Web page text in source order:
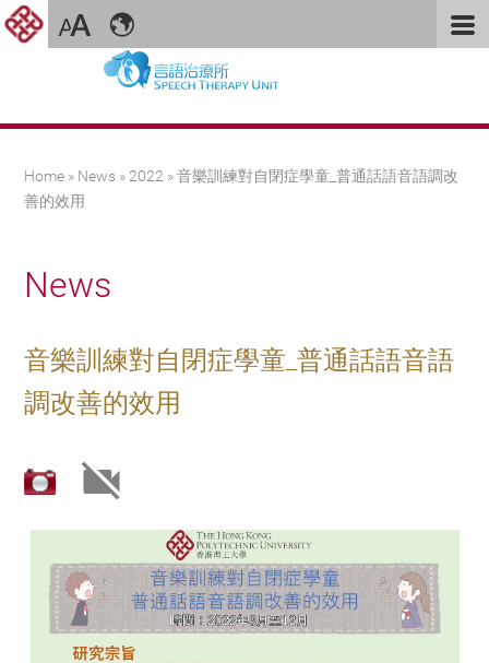
You are here
Home » News » 2022 » 音樂訓練對自閉症學童_普通話語音語調改
善的效用
News
音樂訓練對自閉症學童_普通話語音語
調改善的效用